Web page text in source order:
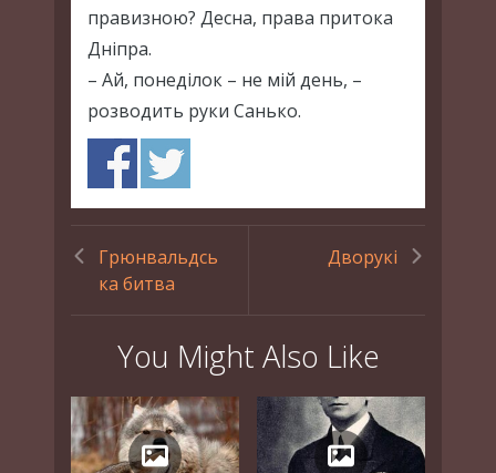
правизною? Десна, права притока
Дніпра.
– Ай, понеділок – не мій день, –
розводить руки Санько.
Грюнвальдсь
ка битва
Дворукі
You Might Also Like